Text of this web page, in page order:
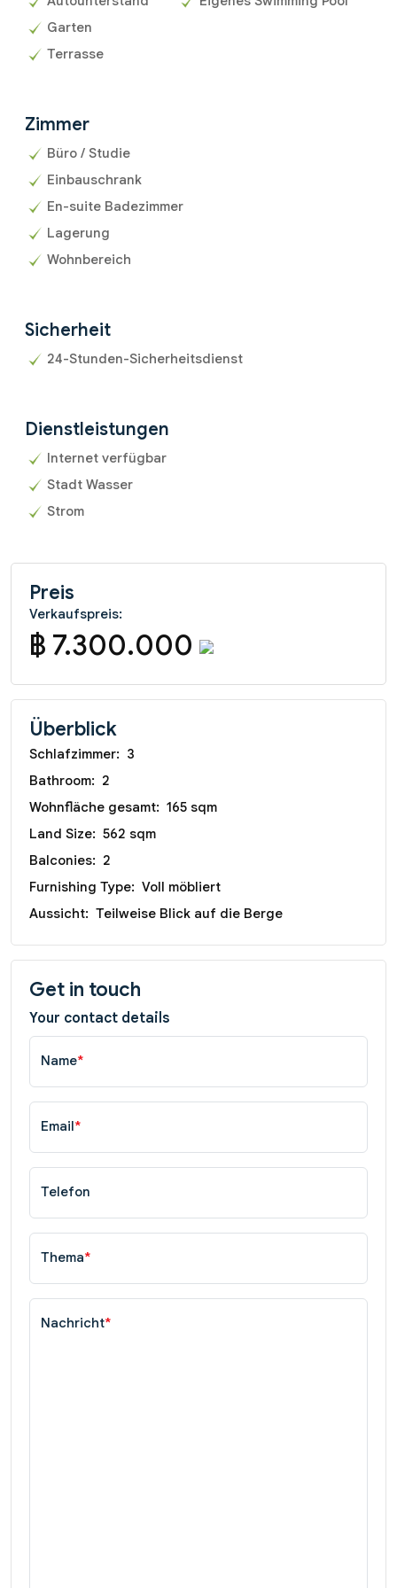
Garten
Terrasse
Zimmer
Büro / Studie
Einbauschrank
En-suite Badezimmer
Lagerung
Wohnbereich
Sicherheit
24-Stunden-Sicherheitsdienst
Dienstleistungen
Internet verfügbar
Stadt Wasser
Strom
Preis
Verkaufspreis:
฿ 7.300.000
Überblick
Schlafzimmer: 3
Bathroom: 2
Wohnfläche gesamt: 165 sqm
Land Size: 562 sqm
Balconies: 2
Furnishing Type: Voll möbliert
Aussicht: Teilweise Blick auf die Berge
Get in touch
Your contact details
Name*
Email*
Telefon
Thema*
Nachricht*